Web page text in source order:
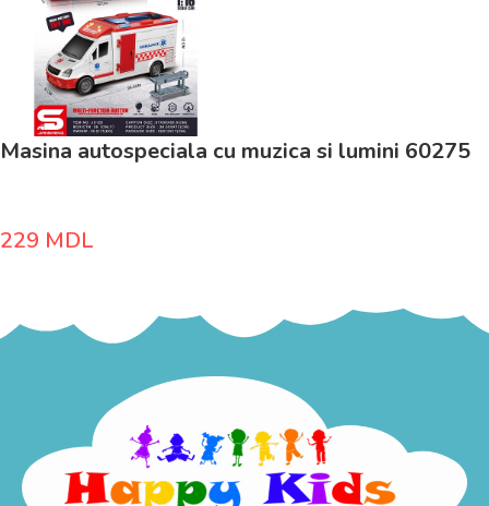
Masina autospeciala cu muzica si lumini 60275
229 MDL